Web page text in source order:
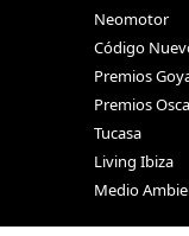
Neomotor
Código
Premios
Premios
Tucasa
Living Ibiza
Medio